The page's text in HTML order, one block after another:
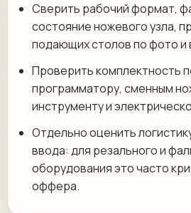
Сверить рабочий формат,
состояние ножевого узла,
подающих столов по фото и
Проверить комплектность
программатору, сменным
инструменту и
Отдельно оценить
ввода: для резального и
оборудования это часто
оффера.